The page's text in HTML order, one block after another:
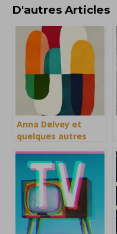
D'autres Articles
Anna Delvey et
quelques autres